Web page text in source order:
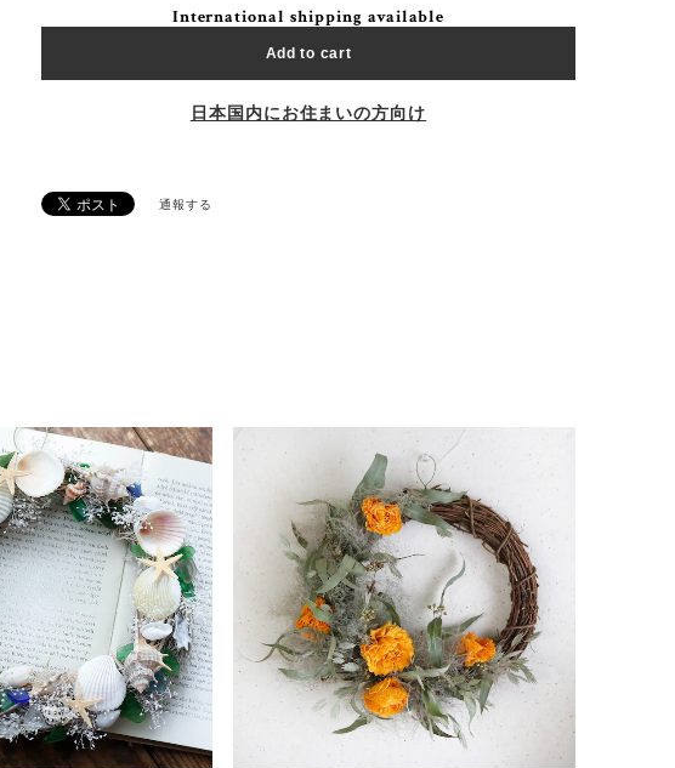
International shipping available
Add to cart
日本国内にお住まいの方向け
通報する